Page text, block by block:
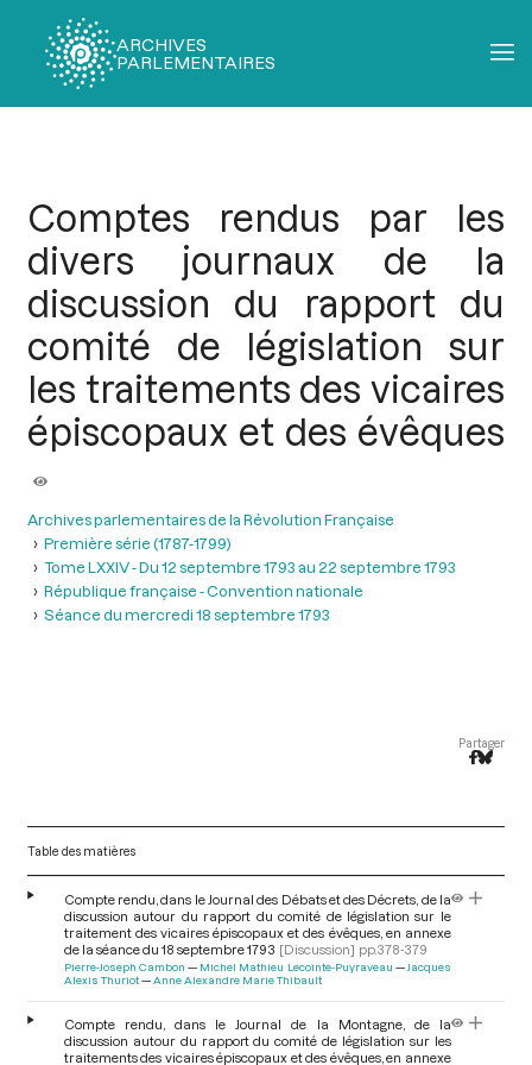
ARCHIVES
PARLEMENTAIRES
Comptes rendus par les
divers journaux de la
discussion du rapport du
comité de législation sur
les traitements des vicaires
épiscopaux et des évêques
Archives parlementaires de la Révolution Française
Première série (1787-1799)
Tome LXXIV - Du 12 septembre 1793 au 22 septembre 1793
République française - Convention nationale
Séance du mercredi 18 septembre 1793
Partager
Table des matières
Compte rendu, dans le Journal des Débats et des Décrets, de la
discussion autour du rapport du comité de législation sur le
traitement des vicaires épiscopaux et des évêques, en annexe
de la séance du 18 septembre 1793 [Discussion] pp.378-379
Pierre-Joseph Cambon Michel Mathieu Lecointe-Puyraveau
Jacques
Alexis Thuriot
Anne Alexandre Marie Thibault
Compte rendu, dans le Journal de la Montagne, de la
discussion autour du rapport du comité de législation sur les
traitements des vicaires épiscopaux et des évêques, en annexe